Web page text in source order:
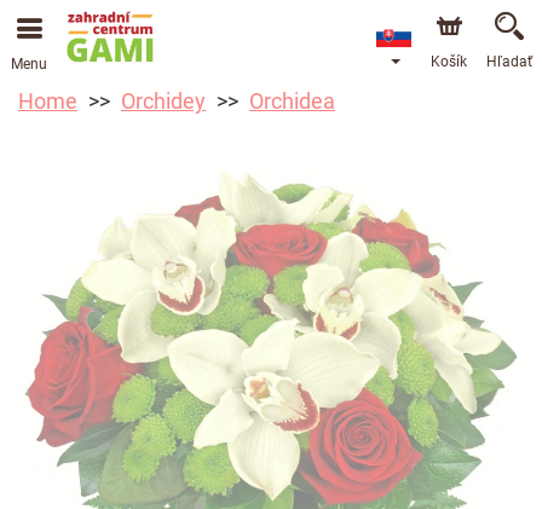
Menu Košík Hľadať
Home Orchidey Orchidea